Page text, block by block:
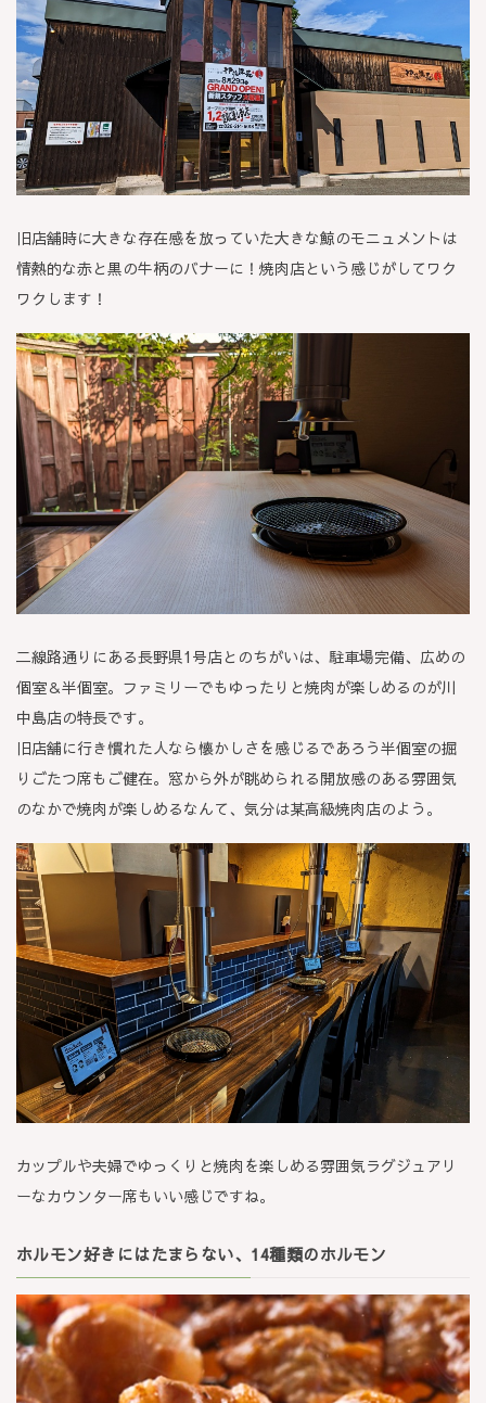
旧店舗時に大きな存在感を放っていた大きな鯨のモニュメントは
情熱的な赤と黒の牛柄のバナーに！焼肉店という感じがしてワク
ワクします！
二線路通りにある長野県1号店とのちがいは、駐車場完備、広めの
個室＆半個室。ファミリーでもゆったりと焼肉が楽しめるのが川
中島店の特長です。
旧店舗に行き慣れた人なら懐かしさを感じるであろう半個室の掘
りごたつ席もご健在。窓から外が眺められる開放感のある雰囲気
のなかで焼肉が楽しめるなんて、気分は某高級焼肉店のよう。
カップルや夫婦でゆっくりと焼肉を楽しめる雰囲気ラグジュアリ
ーなカウンター席もいい感じですね。
ホルモン好きにはたまらない、14種類のホルモン